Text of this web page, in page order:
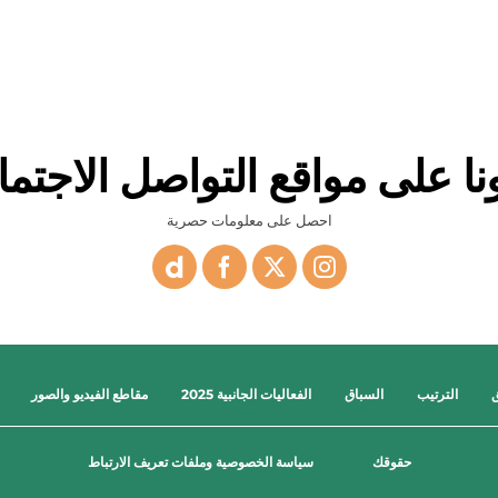
على مواقع التواصل
احصل على معلومات حصرية
الترتيب السباق الفعاليات الجانبية 2025 مقاطع الفيديو والصور
حقوقك سياسة الخصوصية وملفات تعريف الارتباط